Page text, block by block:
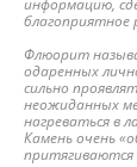
информацию,
благоприятное
Флюорит
одаренных
сильно
неожиданных
нагреваться в
Камень очень
притягиваются